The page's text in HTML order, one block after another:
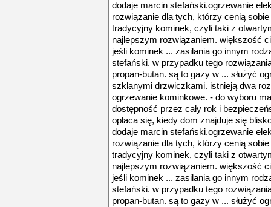
dodaje marcin stefański.ogrzewanie
rozwiązanie dla tych, którzy cenią
tradycyjny kominek, czyli taki z
najlepszym rozwiązaniem. większość
jeśli kominek ... zasilania go innym
stefański. w przypadku tego
propan-butan. są to gazy w ... służyć
szklanymi drzwiczkami. istnieją dwa
ogrzewanie kominkowe. - do wyboru
dostępność przez cały rok i
opłaca się, kiedy dom znajduje się
dodaje marcin stefański.ogrzewanie
rozwiązanie dla tych, którzy cenią
tradycyjny kominek, czyli taki z
najlepszym rozwiązaniem. większość
jeśli kominek ... zasilania go innym
stefański. w przypadku tego
propan-butan. są to gazy w ... służyć